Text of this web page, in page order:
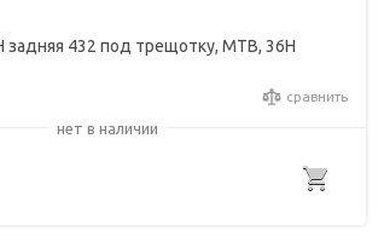
задняя 432 под трещотку, МТВ, 36Н
сравнить
нет в наличии